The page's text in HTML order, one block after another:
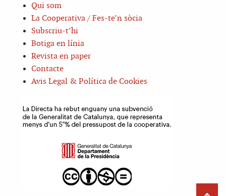
Qui som
La Cooperativa / Fes-te’n sòcia
Subscriu-t’hi
Botiga en línia
Revista en paper
Contacte
Avis Legal & Política de Cookies